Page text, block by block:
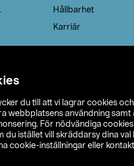
du till att vi lagrar cookies
webbplatsens användning
För nödvändiga
du istället vill skräddarsy dina val
cookie-inställningar eller
Hållbarhet
Karriär